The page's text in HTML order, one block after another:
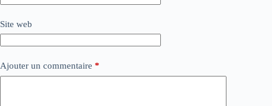
Site web
Ajouter un commentaire *